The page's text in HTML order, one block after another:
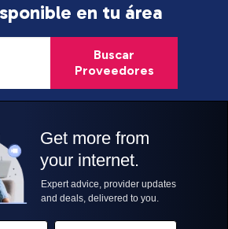
en tu área
Buscar
Proveedores